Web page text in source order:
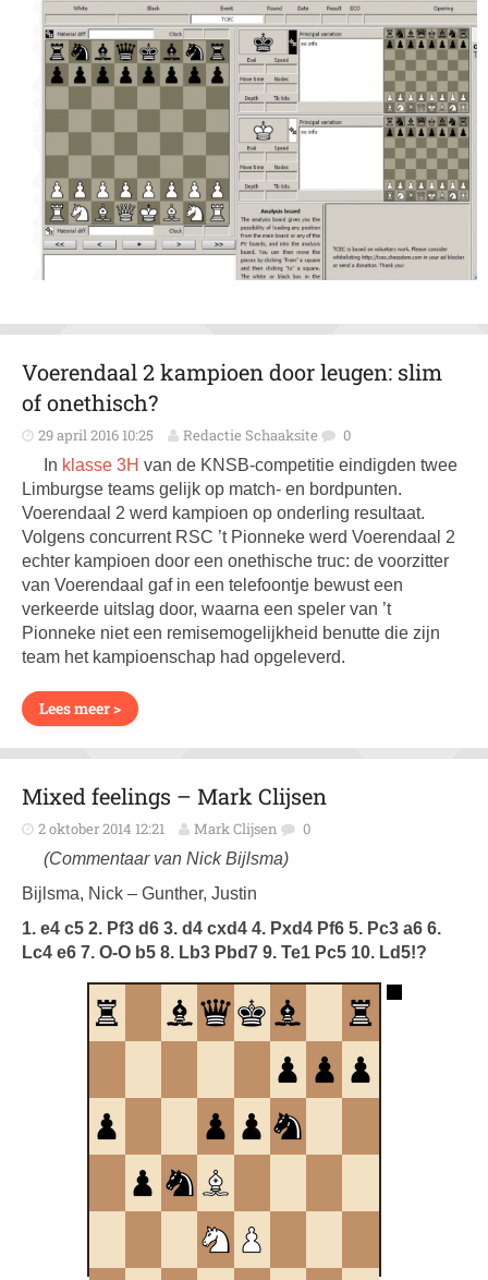
Voerendaal 2 kampioen door leugen: slim
of onethisch?
29 april 2016 10:25 Redactie Schaaksite 0
In klasse 3H van de KNSB-competitie eindigden twee
Limburgse teams gelijk op match- en bordpunten.
Voerendaal 2 werd kampioen op onderling resultaat.
Volgens concurrent RSC ’t Pionneke werd Voerendaal 2
echter kampioen door een onethische truc: de voorzitter
van Voerendaal gaf in een telefoontje bewust een
verkeerde uitslag door, waarna een speler van ’t
Pionneke niet een remisemogelijkheid benutte die zijn
team het kampioenschap had opgeleverd.
Lees meer >
Mixed feelings – Mark Clijsen
2 oktober 2014 12:21 Mark Clijsen 0
(Commentaar van Nick Bijlsma)
Bijlsma, Nick – Gunther, Justin
1. e4 c5 2. Pf3 d6 3. d4 cxd4 4. Pxd4 Pf6 5. Pc3 a6 6.
Lc4 e6 7. O-O b5 8. Lb3 Pbd7 9. Te1 Pc5 10. Ld5!?